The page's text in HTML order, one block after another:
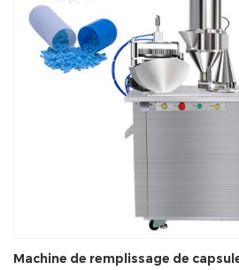
Machine de remplissage de